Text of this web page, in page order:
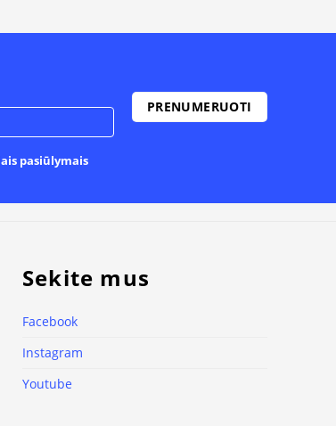
pasiūlymais
Sekite mus
Facebook
Instagram
Youtube